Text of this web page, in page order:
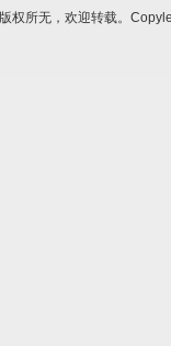
版权所无，欢迎转载。